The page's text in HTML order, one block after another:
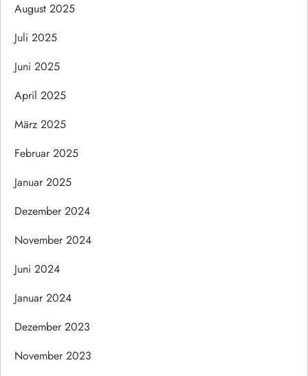
August 2025
Juli 2025
Juni 2025
April 2025
März 2025
Februar 2025
Januar 2025
Dezember 2024
November 2024
Juni 2024
Januar 2024
Dezember 2023
November 2023